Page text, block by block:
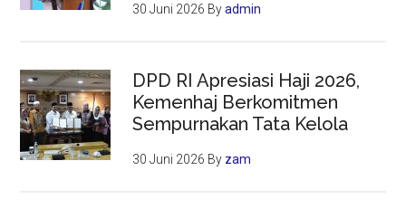
30 Juni 2026 Byadmin
DPD RI Apresiasi Haji 2026,
Kemenhaj Berkomitmen
Sempurnakan Tata Kelola
30 Juni 2026 By zam